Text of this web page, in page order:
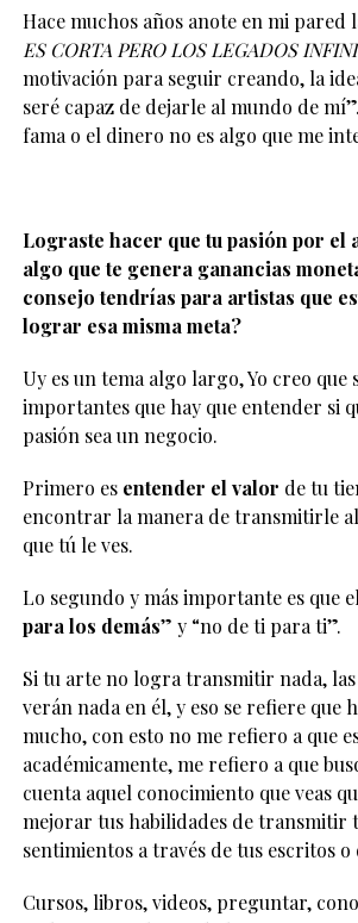
Hace muchos años anote en mi pared
ES CORTA PERO LOS LEGADOS
motivación para seguir creando, la
seré capaz de dejarle al mundo de
fama o el dinero no es algo que me
Lograste hacer que tu pasión por el
algo que te genera ganancias
consejo tendrías para artistas que
lograr esa misma meta?
Uy es un tema algo largo, Yo creo que
importantes que hay que entender si
pasión sea un negocio.
Primero es entender el valor de tu
encontrar la manera de transmitirle
que tú le ves.
Lo segundo y más importante es que
para los demás” y “no de ti para ti”.
Si tu arte no logra transmitir nada,
verán nada en él, y eso se refiere que
mucho, con esto no me refiero a que
académicamente, me refiero a que
cuenta aquel conocimiento que veas
mejorar tus habilidades de transmitir
sentimientos a través de tus escritos o
Cursos, libros, videos, preguntar,